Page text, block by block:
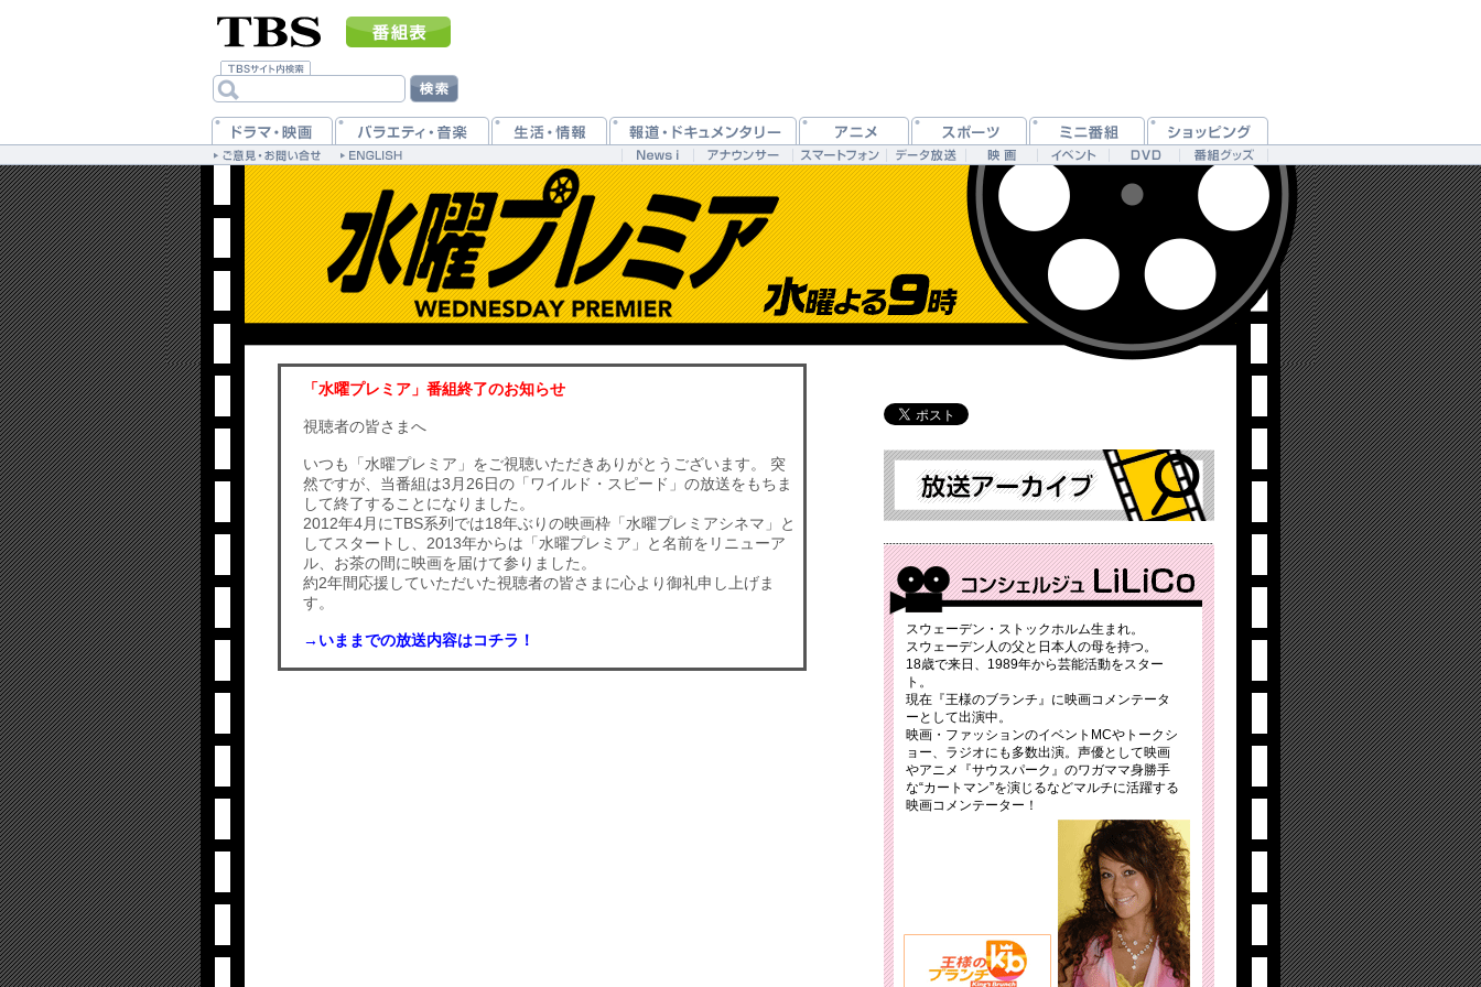
「水曜プレミア」番組終了のお知らせ
視聴者の皆さまへ
いつも「水曜プレミア」をご視聴いただきありがとうございます。 突
然ですが、当番組は3月26日の「ワイルド・スピード」の放送をもちま
して終了することになりました。
2012年4月にTBS系列では18年ぶりの映画枠「水曜プレミアシネマ」と
してスタートし、2013年からは「水曜プレミア」と名前をリニューア
ル、お茶の間に映画を届けて参りました。
約2年間応援していただいた視聴者の皆さまに心より御礼申し上げま
す。
→いままでの放送内容はコチラ！
スウェーデン・ストックホルム生まれ。
スウェーデン人の父と日本人の母を持つ。
18歳で来日、1989年から芸能活動をスター
ト。
現在『王様のブランチ』に映画コメンテータ
ーとして出演中。
映画・ファッションのイベントMCやトークシ
ョー、ラジオにも多数出演。声優として映画
やアニメ『サウスパーク』のワガママ身勝手
な“カートマン”を演じるなどマルチに活躍する
映画コメンテーター！